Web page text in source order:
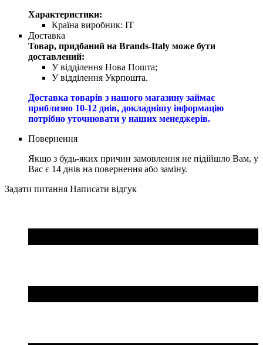
Характеристики:
Країна виробник: IT
Доставка
Товар, придбаний на Brands-Italy може бути
доставлений:
У відділення Нова Пошта;
У відділення Укрпошта.
Доставка товарів з нашого магазину займає
приблизно 10-12 днів, докладнішу інформацію
потрібно уточнювати у наших менеджерів.
Повернення
Якщо з будь-яких причин замовлення не підійшло Вам, у
Вас є 14 днів на повернення або заміну.
Задати питання Написати відгук